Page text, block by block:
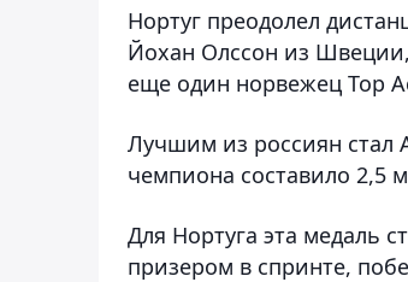
Нортуг преодолел
Йохан Олссон из
еще один норвежец Тор
Лучшим из россиян стал
чемпиона составило 2,5
Для Нортуга эта медаль
призером в спринте,